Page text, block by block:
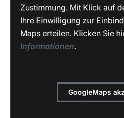
Zustimmung. Mit Klick auf
Ihre Einwilligung zur
Maps erteilen. Klicken Sie
Informationen.
GoogleMaps